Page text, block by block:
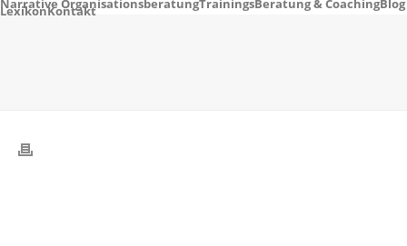
Narrative OrganisationsberatungTrainingsBeratung & CoachingBlog
LexikonKontakt